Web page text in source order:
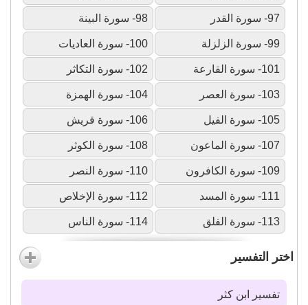
97- سورة القدر 98- سورة البينة
99- سورة الزلزلة 100- سورة العاديات
101- سورة القارعة 102- سورة التكاثر
103- سورة العصر 104- سورة الهمزة
105- سورة الفيل 106- سورة قريش
107- سورة الماعون 108- سورة الكوثر
109- سورة الكافرون 110- سورة النصر
111- سورة المسد 112- سورة الإخلاص
113- سورة الفلق 114- سورة الناس
اختر التفسير
تفسير ابن كثر